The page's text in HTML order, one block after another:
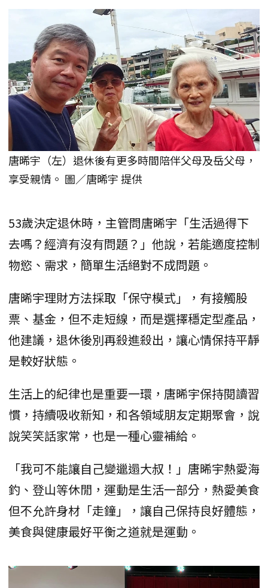
唐晞宇（左）退休後有更多時間陪伴父母及岳父母，
享受親情。 圖／唐晞宇 提供
53歲決定退休時，主管問唐晞宇「生活過得下
去嗎？經濟有沒有問題？」他說，若能適度控制
物慾、需求，簡單生活絕對不成問題。
唐晞宇理財方法採取「保守模式」，有接觸股
票、基金，但不走短線，而是選擇穩定型產品，
他建議，退休後別再殺進殺出，讓心情保持平靜
是較好狀態。
生活上的紀律也是重要一環，唐晞宇保持閱讀習
慣，持續吸收新知，和各領域朋友定期聚會，說
說笑笑話家常，也是一種心靈補給。
「我可不能讓自己變邋遢大叔！」唐晞宇熱愛海
釣、登山等休閒，運動是生活一部分，熱愛美食
但不允許身材「走鐘」，讓自己保持良好體態，
美食與健康最好平衡之道就是運動。